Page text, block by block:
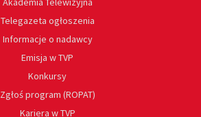
Telegazeta ogłoszenia
Informacje o nadawcy
Emisja w TVP
Konkursy
Zgłoś program (ROPAT)
Kariera w TVP